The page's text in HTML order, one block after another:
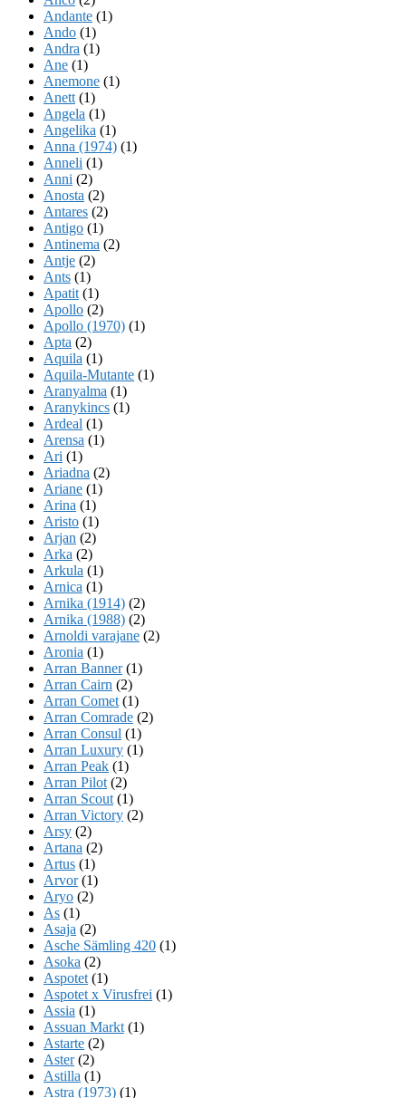
Andante (1)
Ando (1)
Andra (1)
Ane (1)
Anemone (1)
Anett (1)
Angela (1)
Angelika (1)
Anna (1974) (1)
Anneli (1)
Anni (2)
Anosta (2)
Antares (2)
Antigo (1)
Antinema (2)
Antje (2)
Ants (1)
Apatit (1)
Apollo (2)
Apollo (1970) (1)
Apta (2)
Aquila (1)
Aquila-Mutante (1)
Aranyalma (1)
Aranykincs (1)
Ardeal (1)
Arensa (1)
Ari (1)
Ariadna (2)
Ariane (1)
Arina (1)
Aristo (1)
Arjan (2)
Arka (2)
Arkula (1)
Arnica (1)
Arnika (1914) (2)
Arnika (1988) (2)
Arnoldi varajane (2)
Aronia (1)
Arran Banner(1)
Arran Cairn (2)
Arran Comet (1)
Arran Comrade (2)
Arran Consul (1)
Arran Luxury (1)
Arran Peak (1)
Arran Pilot (2)
Arran Scout (1)
Arran Victory (2)
Arsy (2)
Artana (2)
Artus (1)
Arvor(1)
Aryo (2)
As (1)
Asaja (2)
Asche Sämling 420 (1)
Asoka (2)
Aspotet (1)
Aspotet x Virusfrei (1)
Assia (1)
Assuan Markt (1)
Astarte (2)
Aster(2)
Astilla (1)
Astra (1973) (1)